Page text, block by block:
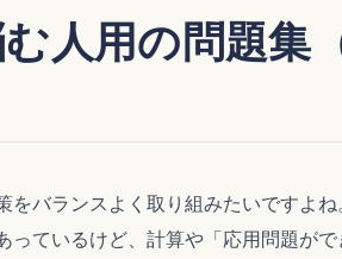
で
伸
用
問
人用の問題集
バランスよく取り組みたいですよね。
ているけど、計算や「応用問題がで